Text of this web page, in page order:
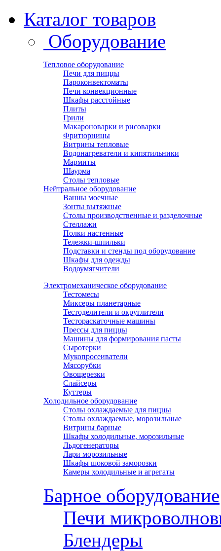
Каталог товаров
Оборудование
Тепловое оборудование
Печи для пиццы
Пароконвектоматы
Печи конвекционные
Шкафы расстойные
Плиты
Грили
Макароноварки и рисоварки
Фритюрницы
Витрины тепловые
Водонагреватели и кипятильники
Мармиты
Шаурма
Столы тепловые
Нейтральное оборудование
Ванны моечные
Зонты вытяжные
Столы производственные и разделочные
Стеллажи
Полки настенные
Тележки-шпильки
Подставки и стенды под оборудование
Шкафы для одежды
Водоумягчители
Электромеханическое оборудование
Тестомесы
Миксеры планетарные
Тестоделители и округлители
Тестораскаточные машины
Прессы для пиццы
Машины для формирования пасты
Сыротерки
Мукопросеиватели
Мясорубки
Овощерезки
Слайсеры
Куттеры
Холодильное оборудование
Столы охлаждаемые для пиццы
Столы охлаждаемые, морозильные
Витрины барные
Шкафы холодильные, морозильные
Льдогенераторы
Лари морозильные
Шкафы шоковой заморозки
Камеры холодильные и агрегаты
Барное оборудование
Печи
Блендеры